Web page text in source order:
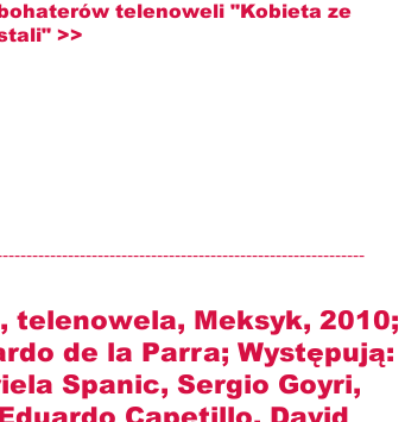
telenoweli "Kobieta ze
>>
telenowela, Meksyk, 2010;
de la Parra; Występują:
Spanic, Sergio Goyri,